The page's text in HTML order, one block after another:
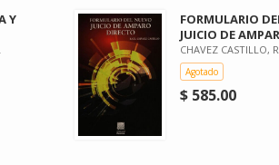
Y
FORMULARIO
JUICIO DE
CHAVEZ CASTILLO,
Agotado
$ 585.00